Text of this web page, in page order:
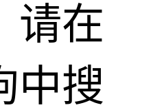
请在
中搜